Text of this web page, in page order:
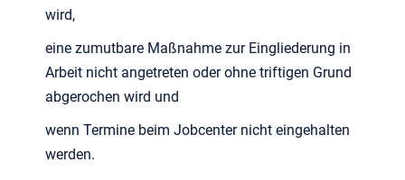
wird,
eine zumutbare Maßnahme zur Eingliederung in
Arbeit nicht angetreten oder ohne triftigen Grund
abgerochen wird und
wenn Termine beim Jobcenter nicht eingehalten
werden.